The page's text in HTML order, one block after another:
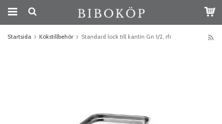
Startsida Kökstillbehör Standard lock till kantin Gn 1/2, rfr